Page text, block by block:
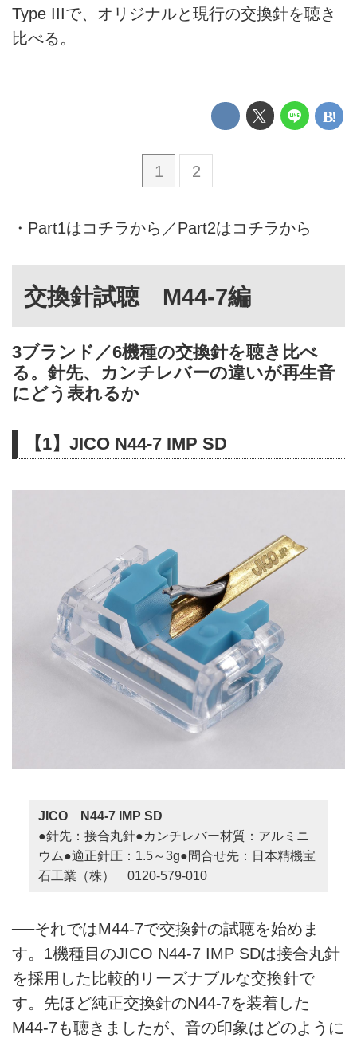
Type IIIで、オリジナルと現行の交換針を聴き
比べる。
1 2
・ Part1はコチラから ／Part2はコチラから
交換針試聴 M44-7編
3ブランド／6機種の交換針を聴き比べ
る。針先、カンチレバーの違いが再生音
にどう表れるか
【1】JICO N44-7 IMP SD
JICO N44-7 IMP SD
●針先：接合丸針●カンチレバー材質：アルミニ
ウム●適正針圧：1.5～3g●問合せ先：日本精機宝
石工業（株） 0120-579-010
──それではM44-7で交換針の試聴を始めま
す。1機種目のJICO N44-7 IMP SDは接合丸針
を採用した比較的リーズナブルな交換針で
す。先ほど純正交換針のN44-7を装着した
M44-7も聴きましたが、音の印象はどのように